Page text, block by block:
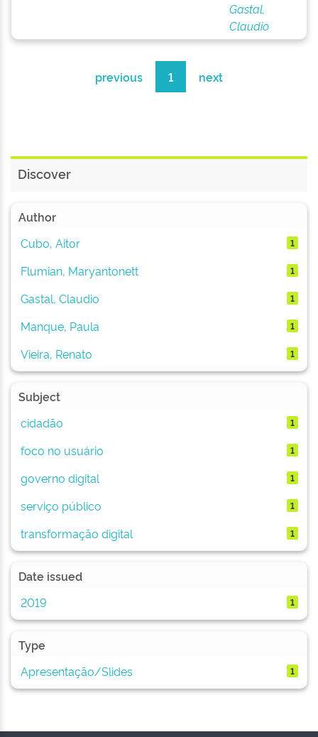
Gastal,
Claudio
previous 1 next
Discover
Author
Cubo, Aitor
1
Flumian, Maryantonett 1
Gastal, Claudio 1
Manque, Paula 1
Vieira, Renato 1
Subject
cidadão
1
foco no usuário 1
governo digital 1
serviço público 1
transformação digital 1
Date issued
2019
1
Type
Apresentação/Slides
1